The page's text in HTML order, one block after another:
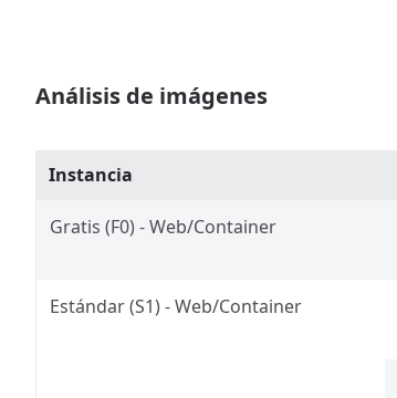
Análisis de imágenes
Instancia
Gratis (F0) - Web/Container
Estándar (S1) - Web/Container